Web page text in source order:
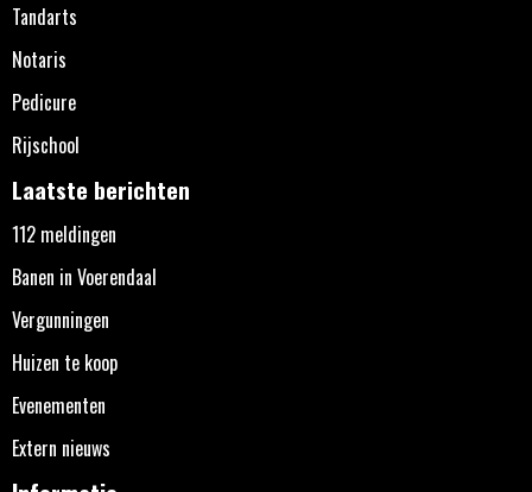
Tandarts
Notaris
Pedicure
Rijschool
Laatste berichten
112 meldingen
Banen in Voerendaal
Vergunningen
Huizen te koop
Evenementen
Extern nieuws